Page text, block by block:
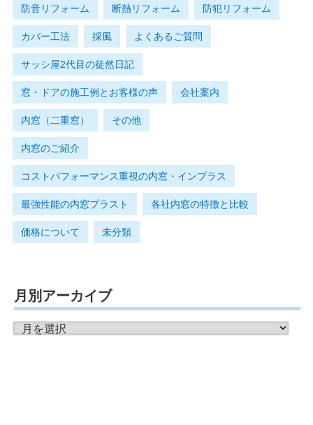
防音リフォーム 断熱リフォーム 防犯リフォーム
カバー工法 採風 よくあるご質問
サッシ屋2代目の徒然日記
窓・ドアの施工例とお客様の声
内窓（二重窓） その他
会社案内
内窓のご紹介
コストパフォーマンス重視の内窓・インプラス
最強性能の内窓プラスト 各社内窓の特徴と比較
価格について 未分類
月別アーカイブ
月
別